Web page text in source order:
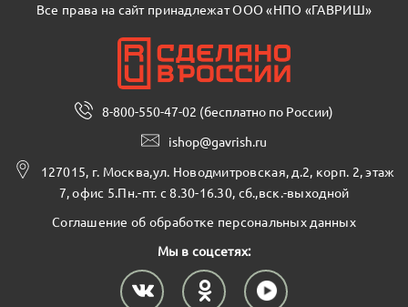
Все права на сайт принадлежат ООО «НПО «ГАВРИШ»
8-800-550-47-02 (бесплатно по России)
ishop@gavrish.ru
127015, г. Москва,ул. Новодмитровская, д.2, корп. 2, этаж
7, офис 5.Пн.-пт. с 8.30-16.30, сб.,вск.-выходной
Соглашение об обработке персональных данных
Мы в соцсетях: